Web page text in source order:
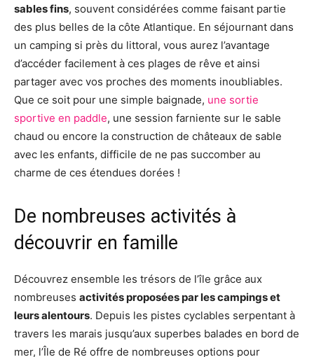
sables fins, souvent considérées comme faisant partie
des plus belles de la côte Atlantique. En séjournant dans
un camping si près du littoral, vous aurez l’avantage
d’accéder facilement à ces plages de rêve et ainsi
partager avec vos proches des moments inoubliables.
Que ce soit pour une simple baignade, une sortie
sportive en paddle, une session farniente sur le sable
chaud ou encore la construction de châteaux de sable
avec les enfants, difficile de ne pas succomber au
charme de ces étendues dorées !
De nombreuses activités à
découvrir en famille
Découvrez ensemble les trésors de l’île grâce aux
nombreuses activités proposées par les campings et
leurs alentours. Depuis les pistes cyclables serpentant à
travers les marais jusqu’aux superbes balades en bord de
mer, l’Île de Ré offre de nombreuses options pour